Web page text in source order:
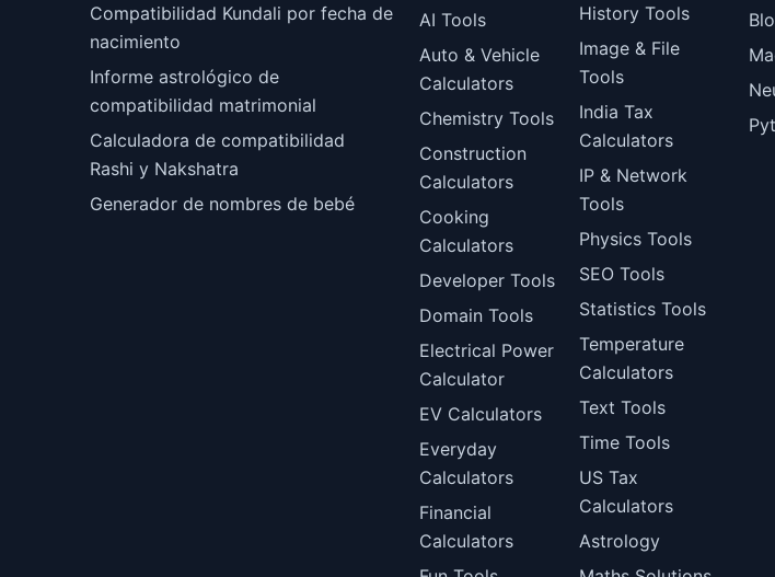
Compatibilidad Kundali por fecha de
nacimiento
Informe astrológico de
compatibilidad matrimonial
Calculadora de compatibilidad
Rashi y Nakshatra
Generador de nombres de bebé
AI Tools
Auto & Vehicle
Calculators
Chemistry Tools
Construction
Calculators
Cooking
Calculators
Developer Tools
Domain Tools
Electrical Power
Calculator
EV Calculators
Everyday
Calculators
Financial
Calculators
History Tools
Image & File
Tools
India Tax
Calculators
IP & Network
Tools
Physics Tools
SEO Tools
Statistics Tools
Temperature
Calculators
Text Tools
Time Tools
US Tax
Calculators
Astrology